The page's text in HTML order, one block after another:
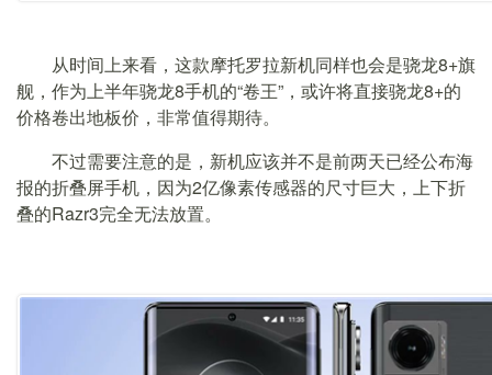
从时间上来看，这款摩托罗拉新机同样也会是骁龙8+旗
舰，作为上半年骁龙8手机的“卷王”，或许将直接骁龙8+的
价格卷出地板价，非常值得期待。
不过需要注意的是，新机应该并不是前两天已经公布海
报的折叠屏手机，因为2亿像素传感器的尺寸巨大，上下折
叠的Razr3完全无法放置。